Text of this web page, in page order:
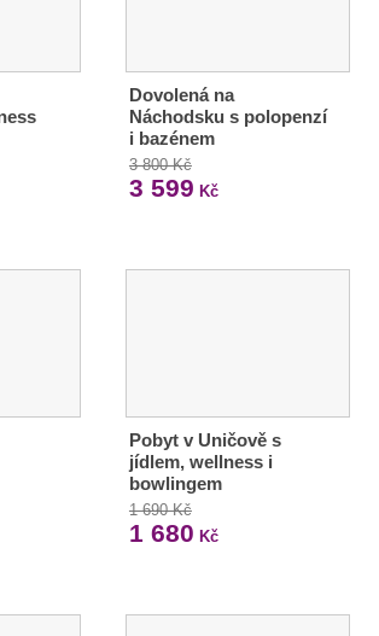
Dovolená na
Náchodsku s polopenzí
i bazénem
3 800 Kč
3 599 Kč
Pobyt v Uničově s
jídlem, wellness i
bowlingem
1 690 Kč
1 680 Kč